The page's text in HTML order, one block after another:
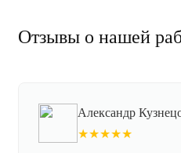
Отзывы о нашей
Александр
★★★★★